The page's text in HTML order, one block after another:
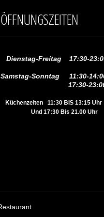
ÖFFNUNGSZEITEN
Dienstag-Freitag 17:30-
Samstag-Sonntag 11:30-
17:30-23:00
Küchenzeiten 11:30 BIS 13:15 Uhr
Und 17:30 Bis 21.00 Uhr